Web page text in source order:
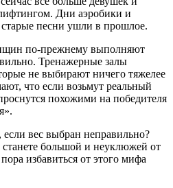
Дни аэробики и
песни ушли в прошлое.
по-прежнему выполняют
Тренажерные залы
не выбирают ничего тяжелее
что если возьмут реальный
похожими на победителя
если вес выбран неправильно?
большой и неуклюжей от
избавиться от этого мифа